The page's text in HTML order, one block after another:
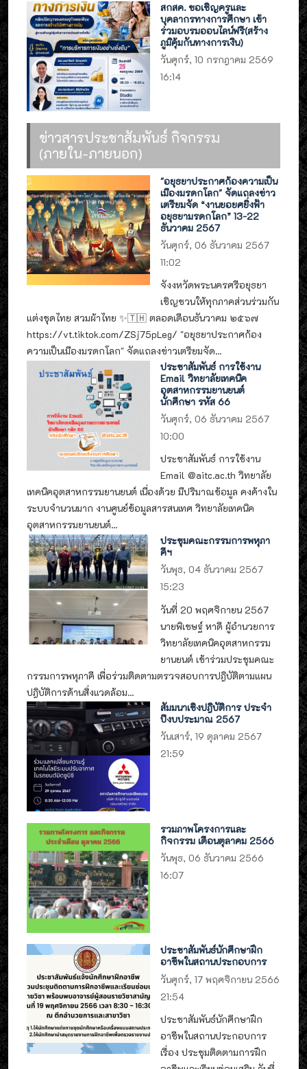
สกสค. ขอเชิญครูและ
บุคลากรทางการศึกษา เข้า
ร่วมอบรมออนไลน์ฟรี(สร้าง
ภูมิคุ้มกันทางการเงิน)
วันศุกร์, 10 กรกฎาคม 2569
16:14
ข่าวสารประชาสัมพันธ์ กิจกรรม
(ภายใน-ภายนอก)
"อยุธยาประกาศก้องความเป็น
เมืองมรดกโลก" จัดแถลงข่าว
เตรียมจัด “งานยอยศยิ่งฟ้า
อยุธยามรดกโลก” 13-22
ธันวาคม 2567
วันศุกร์, 06 ธันวาคม 2567
11:02
จังงหวัดพระนครศรีอยุธยา
เชิญชวนให้ทุกภาคส่วนร่วมกัน
แต่งชุดไทย สวมผ้าไทย ✨🇹🇭 ตลอดเดือนธันวาคม ๒๕๖๗
https://vt.tiktok.com/ZSj75pLeg/ "อยุธยาประกาศก้อง
ความเป็นเมืองมรดกโลก" จัดแถลงข่าวเตรียมจัด...
ประชาสัมพันธ์ การใช้งาน
Email วิทยาลัยเทคนิค
อุตสาหกรรมยานยนต์
นักศึกษา รหัส 66
วันศุกร์, 06 ธันวาคม 2567
10:00
ประชาสัมพันธ์ การใช้งาน
Email @aitc.ac.th วิทยาลัย
เทคนิคอุตสาหกรรมยานยนต์ เนื่องด้วย มีปริมาณข้อมูล คงค้างใน
ระบบจำนวนมาก งานศูนย์ข้อมูลสารสนเทศ วิทยาลัยเทคนิค
อุตสาหกรรมยานยนต์...
ประชุมคณะกรรมการพหุภา
คีฯ
วันพุธ, 04 ธันวาคม 2567
15:23
วันที่ 20 พฤศจิกายน 2567
นายพิเชษฐ์ หาดี ผู้อำนวยการ
วิทยาลัยเทคนิคอุตสาหกรรม
ยานยนต์ เข้าร่วมประชุมคณะ
กรรมการพหุภาคี เพื่อร่วมติดตามตรวจสอบการปฎิบัติตามแผน
ปฎิบัติการด้านสิ่งแวดล้อม...
สัมมนาเชิงปฎิบัติการ ประจำ
ปีงบประมาณ 2567
วันเสาร์, 19 ตุลาคม 2567
21:59
รวมภาพโครงการและ
กิจกรรม เดือนตุลาคม 2566
วันพุธ, 06 ธันวาคม 2566
16:07
ประชาสัมพันธ์นักศึกษาฝึก
อาชีพในสถานประกอบการ
วันศุกร์, 17 พฤศจิกายน 2566
21:54
ประชาสัมพันธ์นักศึกษาฝึก
อาชีพในสถานประกอบการ
เรื่อง ประชุมติดตามการฝึก